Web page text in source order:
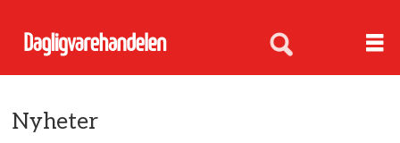
Nyheter